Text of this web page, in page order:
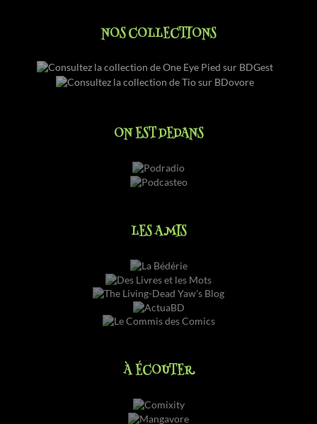
NOS COLLECTIONS
ON EST DEDANS
LES AMIS
À ÉCOUTER